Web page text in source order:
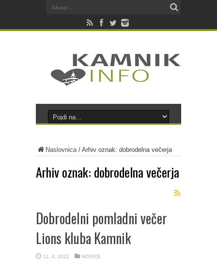
Naslovnica/ Arhiv oznak: dobrodelna večerja
Arhiv oznak: dobrodelna večerja
Dobrodelni pomladni večer
Lions kluba Kamnik
11. 4. 2022 NOVICE